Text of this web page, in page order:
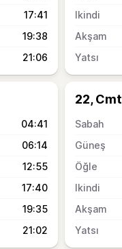
17:41
19:38
21:06
04:41
06:14
12:55
17:40
19:35
21:02
22, Cmt